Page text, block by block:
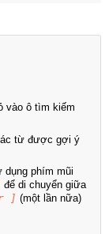
vào ô tìm kiếm
từ được gợi ý
dụng phím mũi
để di chuyển giữa
] (một lần nữa)